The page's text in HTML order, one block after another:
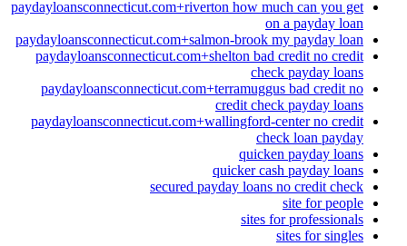
paydayloansconnecticut.com+riverton how much can you get
on a payday loan
paydayloansconnecticut.com+salmon-brook my payday loan
paydayloansconnecticut.com+shelton bad credit no credit
check payday loans
paydayloansconnecticut.com+terramuggus bad credit no
credit check payday loans
paydayloansconnecticut.com+wallingford-center no credit
check loan payday
quicken payday loans
quicker cash payday loans
secured payday loans no credit check
site for people
sites for professionals
sites for singles